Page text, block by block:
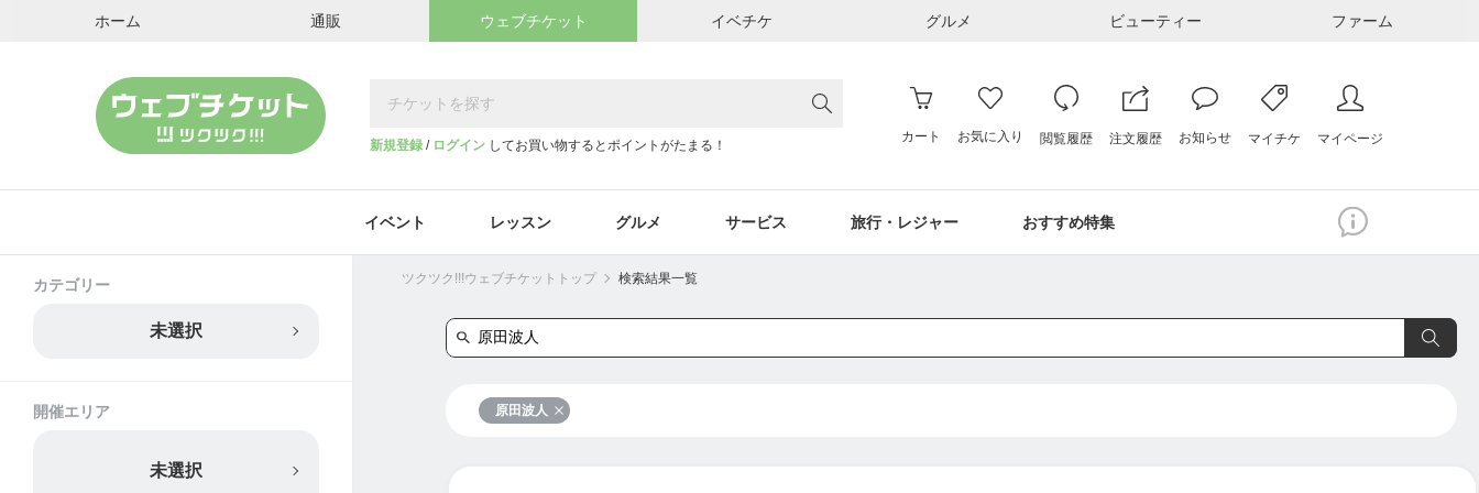
ホーム 通販 ウェブチケット イベチケ グルメ ビューティー ファーム
新規登録 / ログイン してお買い物するとポイントがたまる！
カート お気に入り 閲覧履歴 注文履歴 お知らせ マイチケ マイページ
イベント レッスン グルメ サービス 旅行・レジャー おすすめ特集
ツクツク!!!ウェブチケットトップ 検索結果一覧
原田波人
カテゴリー
未選択
開催エリア
未選択